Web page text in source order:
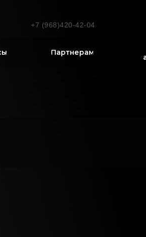
Партнерам
+7 (968)420-42-04